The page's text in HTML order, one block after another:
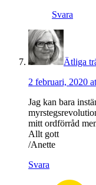
Svara
Ätliga
2 februari, 2020
Jag kan bara
mitt ordförråd
Allt gott
/Anette
Svara